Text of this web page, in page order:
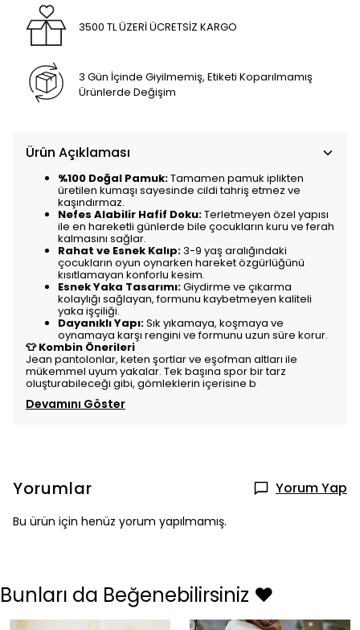
3500 TL ÜZERİ ÜCRETSİZ KARGO
3 Gün İçinde Giyilmemiş, Etiketi Koparılmamış
Ürünlerde Değişim
Ürün Açıklaması
%100 Doğal Pamuk:Tamamen pamuk iplikten
üretilen kumaşı sayesinde cildi tahriş etmez ve
kaşındırmaz.
Nefes Alabilir Hafif Doku:Terletmeyen özel yapısı
ile en hareketli günlerde bile çocukların kuru ve ferah
kalmasını sağlar.
Rahat ve Esnek Kalıp:3-9 yaş aralığındaki
çocukların oyun oynarken hareket özgürlüğünü
kısıtlamayan konforlu kesim.
Esnek Yaka Tasarımı:Giydirme ve çıkarma
kolaylığı sağlayan, formunu kaybetmeyen kaliteli
yaka işçiliği.
Dayanıklı Yapı:Sık yıkamaya, koşmaya ve
oynamaya karşı rengini ve formunu uzun süre korur.
👕 Kombin Önerileri
Jean pantolonlar, keten şortlar ve eşofman altları ile
mükemmel uyum yakalar. Tek başına spor bir tarz
oluşturabileceği gibi, gömleklerin içerisine b
Devamını Göster
Yorumlar Yorum Yap
Bu ürün için henüz yorum yapılmamış.
Bunları da Beğenebilirsiniz ❤️